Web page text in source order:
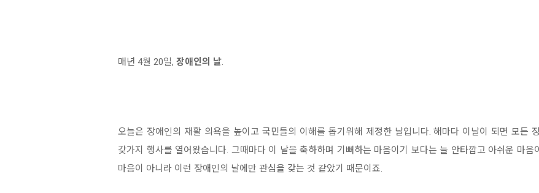
매년 4월 20일, 장애인의 날.
오늘은 장애인의 재활 의욕을 높이고 국민들의 이해를 돕기위해 제정한 날입니다. 해마다 이날이 되면 모든
갖가지 행사를 열어왔습니다. 그때마다 이 날을 축하하며 기뻐하는 마음이기 보다는 늘 안타깝고 아쉬운 마
마음이 아니라 이런 장애인의 날에만 관심을 갖는 것 같았기 때문이죠.